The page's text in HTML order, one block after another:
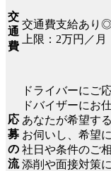
交
通
費
交通費支給あり
上限：2万円／月
応
募
の
流
ドライバーにご
ドバイザーにお
あなたが希望す
お伺いし、希望
社日や条件のご
添削や面接対策